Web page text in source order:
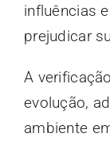
influências
prejudicar
A
evolução,
ambiente